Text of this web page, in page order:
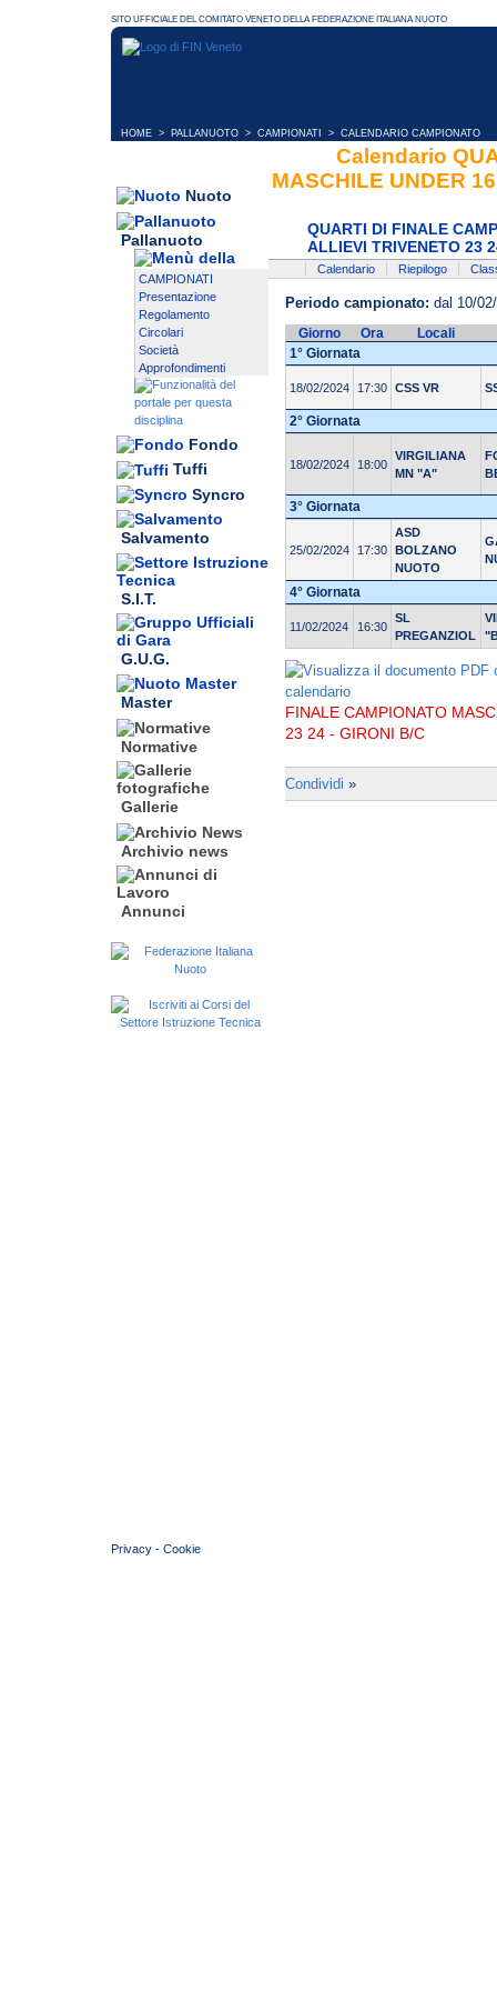
HOME > PALLANUOTO > CAMPIONATI > CALENDARIO CAMPIONATO
Nuoto
Pallanuoto
CAMPIONATI
Presentazione
Regolamento
Circolari
Società
Approfondimenti
Fondo
Tuffi
Syncro
Salvamento
S.I.T.
G.U.G.
Master
Normative
Gallerie
Archivio news
Annunci
Calendario
MASCHILE UNDER
QUARTI DI FINALE
ALLIEVI TRIVENETO 23
Calendario Riepilogo
Periodo campionato: dal 10/
Giorno Ora
Locali
1° Giornata
18/02/2024 17:30 CSS VR
2° Giornata
18/02/2024 18:00
VIRGILIANA
MN "A"
3° Giornata
25/02/2024 17:30
ASD
BOLZANO
NUOTO
4° Giornata
11/02/2024 16:30
SL
PREGANZIOL
FINALE CAMPIONATO
23 24 - GIRONI B/C
Condividi »
Privacy - Cookie